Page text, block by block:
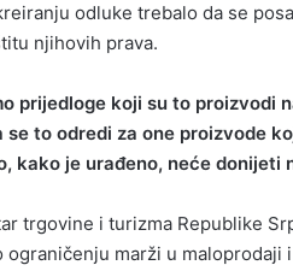
odluke trebalo da se
njihovih prava.
prijedloge koji su to proizvodi
se to odredi za one proizvode
kako je urađeno, neće donijeti
trgovine i turizma Republike
ograničenju marži u